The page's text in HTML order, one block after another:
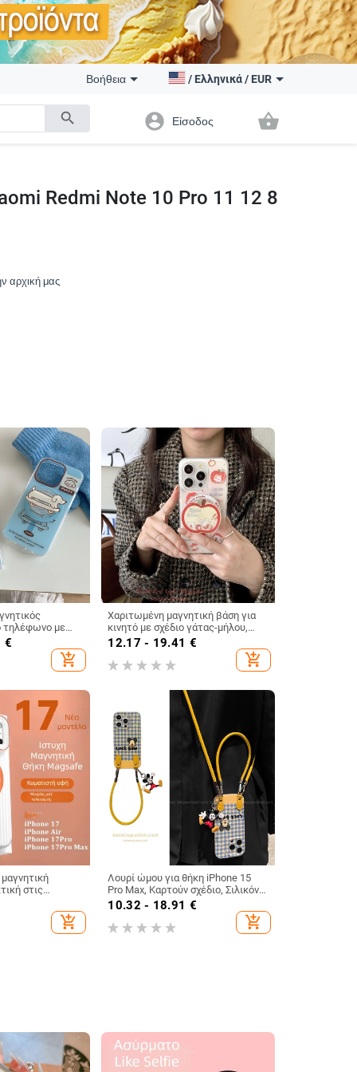
search
Βοήθεια / Ελληνικά/ EUR
account_circle Είσοδος shopping_basket
Redmi Note 10 Pro 11 12 8
αρχική μας
τηλέφωνο με
περίβλημα,
13–17
€
add_shopping_cart
Χαριτωμένη μαγνητική βάση για
κινητό με σχέδιο γάτας-μήλου,
συμβατή με iPhone 13–17
12.17 - 19.41 €
add_shopping_cart
στις
υλικό, για τη
(Ring Gold add_shopping_cart
Λουρί ώμου για θήκη iPhone 15
Pro Max, Καρτούν σχέδιο, Σιλικόνη,
Προστασία από πτώσεις
10.32 - 18.91 €
add_shopping_cart